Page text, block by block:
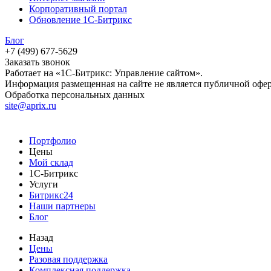
Корпоративный портал
Обновление 1С-Битрикс
Блог
+7 (499) 677-5629
Заказать звонок
Работает на «1С-Битрикс: Управление сайтом».
Информация размещенная на сайте не является публичной
Обработка персональных данных
site@aprix.ru
Портфолио
Цены
Мой склад
1С-Битрикс
Услуги
Битрикс24
Наши партнеры
Блог
Назад
Цены
Разовая поддержка